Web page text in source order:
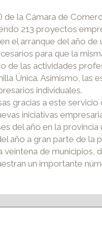
la Cámara de
213 proyectos
el arranque del año
para que la
las actividades
Única. Asimismo, las
individuales.
gracias a este
iniciativas
del año en la
año a gran parte de la
de municipios,
un importante